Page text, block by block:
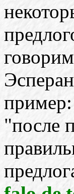
пример:
"после